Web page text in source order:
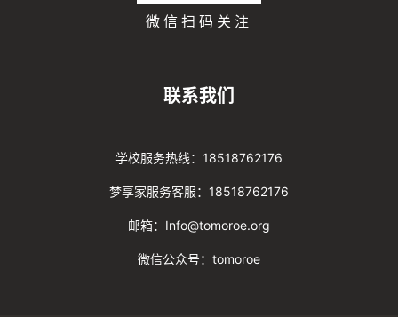
微信扫码关注
联系我们
学校服务热线：18518762176
梦享家服务客服：18518762176
邮箱：Info@tomoroe.org
微信公众号：tomoroe